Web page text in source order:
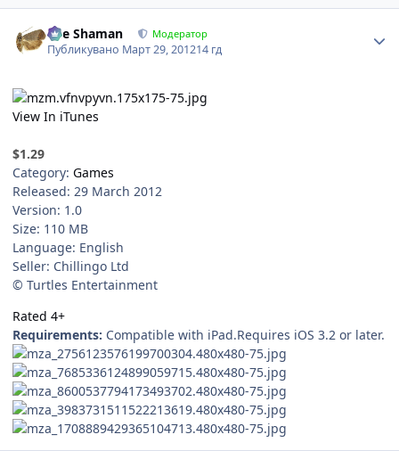
The Shaman Модератор
Публикувано Март 29, 201214 гд
View In iTunes
$1.29
Category: Games
Released: 29 March 2012
Version: 1.0
Size: 110 MB
Language: English
Seller: Chillingo Ltd
© Turtles Entertainment
Rated 4+
Requirements: Compatible with iPad.Requires iOS 3.2 or later.